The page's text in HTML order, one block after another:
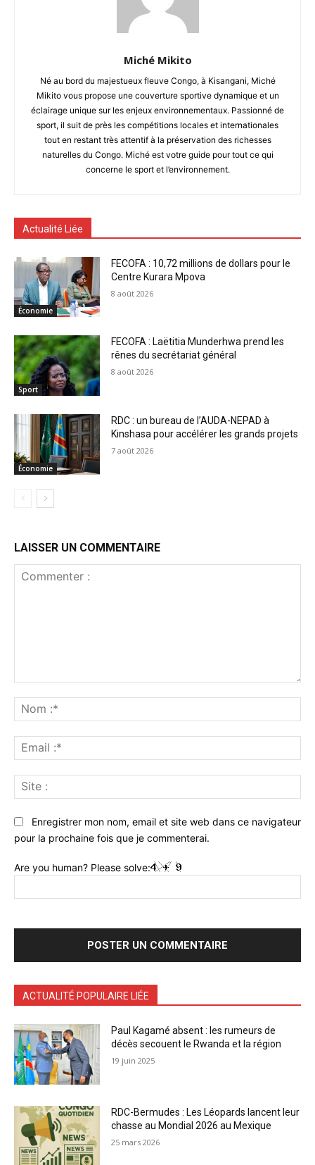
Miché Mikito
Né au bord du majestueux fleuve Congo, à Kisangani, Miché
Mikito vous propose une couverture sportive dynamique et un
éclairage unique sur les enjeux environnementaux. Passionné de
sport, il suit de près les compétitions locales et internationales
tout en restant très attentif à la préservation des richesses
naturelles du Congo. Miché est votre guide pour tout ce qui
concerne le sport et l’environnement.
Actualité Liée
Économie
FECOFA : 10,72 millions de dollars pour le
Centre Kurara Mpova
8 août 2026
Sport
FECOFA : Laëtitia Munderhwa prend les
rênes du secrétariat général
8 août 2026
Économie
RDC : un bureau de l’AUDA-NEPAD à
Kinshasa pour accélérer les grands projets
7 août 2026
LAISSER UN COMMENTAIRE
:*
:*
:
Enregistrer mon nom, email et site web dans ce navigateur
pour la prochaine fois que je commenterai.
Are you human? Please solve:
ACTUALITÉ POPULAIRE LIÉE
Paul Kagamé absent : les rumeurs de
décès secouent le Rwanda et la région
19 juin 2025
RDC-Bermudes : Les Léopards lancent leur
chasse au Mondial 2026 au Mexique
25 mars 2026